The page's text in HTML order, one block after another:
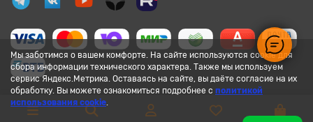
Мы заботимся о вашем комфорте. На сайте используются cookie для
сбора информации технического характера. Также мы используем
сервис Яндекс.Метрика. Оставаясь на сайте, вы даёте согласие на их
обработку. Вы можете ознакомиться подробнее с политикой
использования cookie.